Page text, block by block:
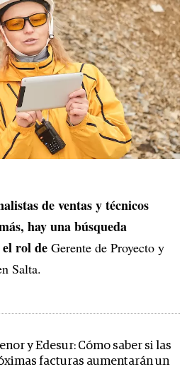
de ventas y técnicos
hay una búsqueda
rol de Gerente de Proyecto y
Salta.
y Edesur: Cómo saber si las
facturas aumentarán un